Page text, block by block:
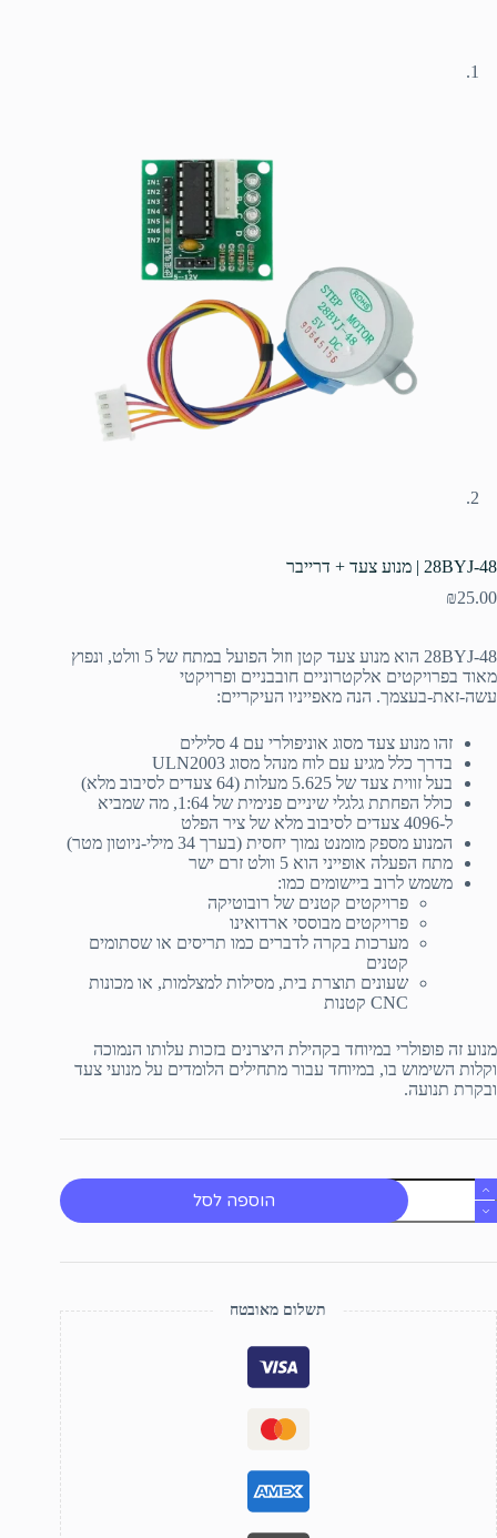
28BYJ-48 | מנוע צעד + דרייבר
₪25.00
28BYJ-48 הוא מנוע צעד קטן וזול הפועל במתח של 5 וולט, ונפוץ
מאוד בפרויקטים אלקטרוניים חובבניים ופרויקטי
עשה-זאת-בעצמך. הנה מאפייניו העיקריים:
זהו מנוע צעד מסוג אוניפולרי עם 4 סלילים
בדרך כלל מגיע עם לוח מנהל מסוג ULN2003
בעל זווית צעד של 5.625 מעלות (64 צעדים לסיבוב מלא)
כולל הפחתת גלגלי שיניים פנימית של 1:64, מה שמביא
ל-4096 צעדים לסיבוב מלא של ציר הפלט
המנוע מספק מומנט נמוך יחסית (בערך 34 מילי-ניוטון מטר)
מתח הפעלה אופייני הוא 5 וולט זרם ישר
משמש לרוב ביישומים כמו:
פרויקטים קטנים של רובוטיקה
פרויקטים מבוססי ארדואינו
מערכות בקרה לדברים כמו תריסים או שסתומים
קטנים
שעונים תוצרת בית, מסילות למצלמות, או מכונות
CNC קטנות
מנוע זה פופולרי במיוחד בקהילת היצרנים בזכות עלותו הנמוכה
וקלות השימוש בו, במיוחד עבור מתחילים הלומדים על מנועי צעד
ובקרת תנועה.
כמות
של
28BYJ-
|
+
דרייבר
הוספה לסל
תשלום מאובטח